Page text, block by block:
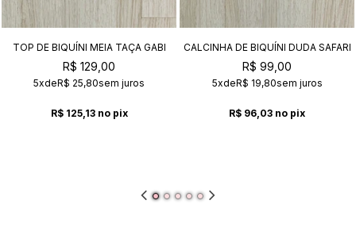
TOP DE BIQUÍNI MEIA TAÇA GABI
SAFARI
R$ 129,00
5xdeR$ 25,80sem juros
R$ 125,13 no pix
CALCINHA DE BIQUÍNI DUDA SAFARI
R$ 99,00
5xdeR$ 19,80sem juros
R$ 96,03 no pix